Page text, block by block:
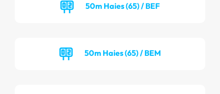
50m Haies (65) / BEF
50m Haies (65) / BEM